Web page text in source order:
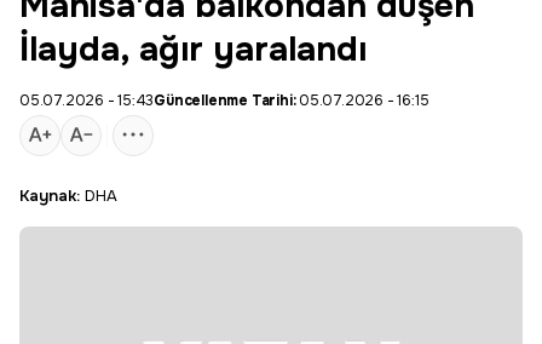
İlayda, ağır yaralandı
05.07.2026 - 15:43Güncellenme Tarihi:05.07.2026 - 16:15
Kaynak: DHA